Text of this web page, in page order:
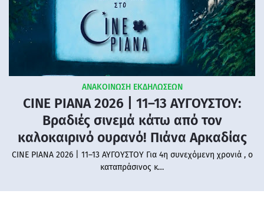
ΑΝΑΚΟΙΝΩΣΗ ΕΚΔΗΛΩΣΕΩΝ
CINE PIANA 2026 | 11–13 ΑΥΓΟΥΣΤΟΥ:
Βραδιές σινεμά κάτω από τον
καλοκαιρινό ουρανό! Πιάνα Αρκαδίας
CINE PIANA 2026 | 11–13 ΑΥΓΟΥΣΤΟΥ Για 4η συνεχόμενη χρονιά , ο
καταπράσινος κ…